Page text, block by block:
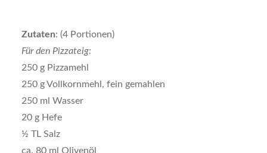
Zutaten: (4 Portionen)
Für den Pizzateig:
250 g Pizzamehl
250 g Vollkornmehl, fein gemahlen
250 ml Wasser
20 g Hefe
½ TL Salz
ca. 80 ml Olivenöl